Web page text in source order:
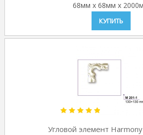
68мм x 68мм x
КУПИТЬ
Угловой элемент